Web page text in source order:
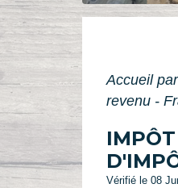
Accueil
revenu -
Vérifié le 08